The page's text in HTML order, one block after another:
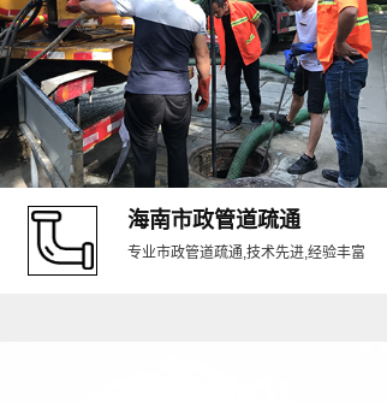
海南市政管道疏通
专业市政管道疏通,技术先进,经验丰富